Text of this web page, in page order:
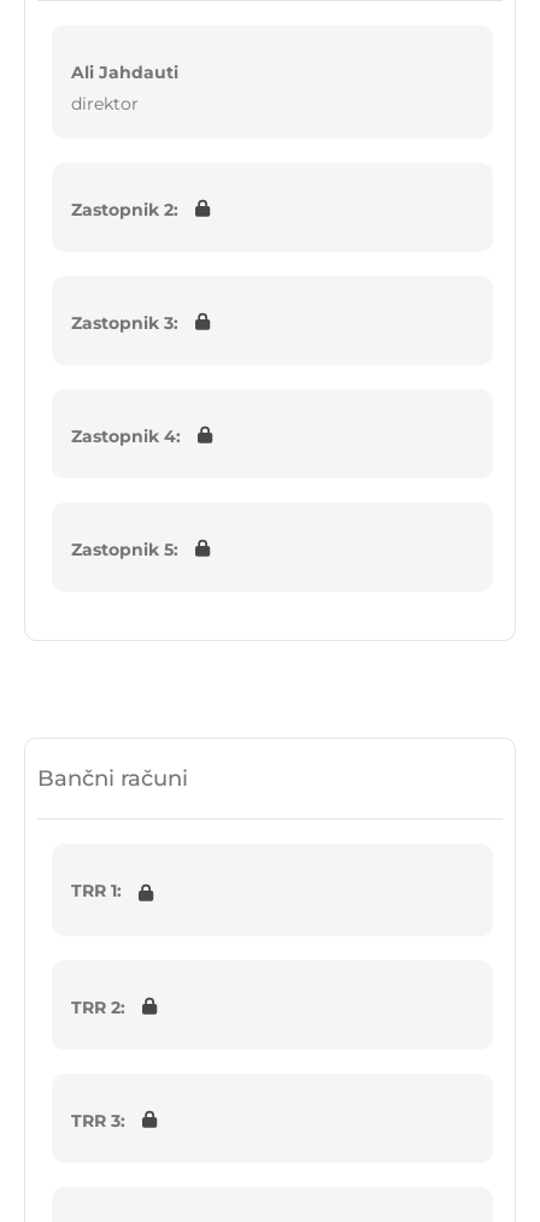
Ali Jahdauti
direktor
Zastopnik 2:
Zastopnik 3:
Zastopnik 4:
Zastopnik 5:
Bančni računi
TRR 1:
TRR 2:
TRR 3: